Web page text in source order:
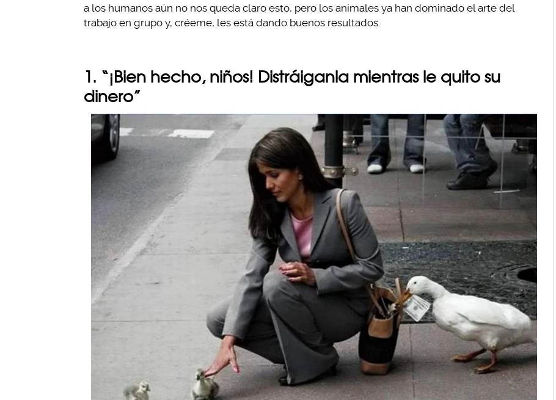
a los humanos aún no nos queda claro esto, pero los animales ya han dominado el arte del
trabajo en grupo y, créeme, les está dando buenos resultados.
1. “¡Bien hecho, niños! Distráiganla mientras le quito su
dinero”